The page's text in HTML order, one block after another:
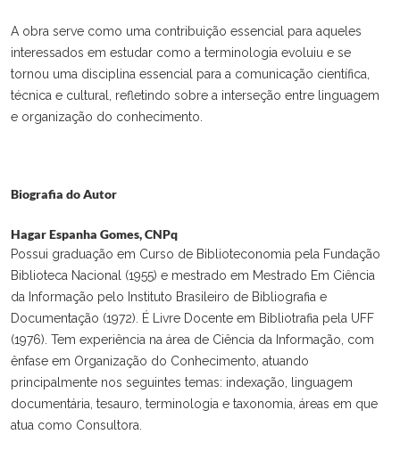
A obra serve como uma contribuição essencial para aqueles
interessados em estudar como a terminologia evoluiu e se
tornou uma disciplina essencial para a comunicação científica,
técnica e cultural, refletindo sobre a interseção entre linguagem
e organização do conhecimento.
Biografia do Autor
Hagar Espanha Gomes,CNPq
Possui graduação em Curso de Biblioteconomia pela Fundação
Biblioteca Nacional (1955) e mestrado em Mestrado Em Ciência
da Informação pelo Instituto Brasileiro de Bibliografia e
Documentação (1972). É Livre Docente em Bibliotrafia pela UFF
(1976). Tem experiência na área de Ciência da Informação, com
ênfase em Organização do Conhecimento, atuando
principalmente nos seguintes temas: indexação, linguagem
documentária, tesauro, terminologia e taxonomia, áreas em que
atua como Consultora.